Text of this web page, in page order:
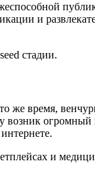
и
стадии.
же время,
огромный
и